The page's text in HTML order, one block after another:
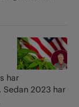
har
2023 har